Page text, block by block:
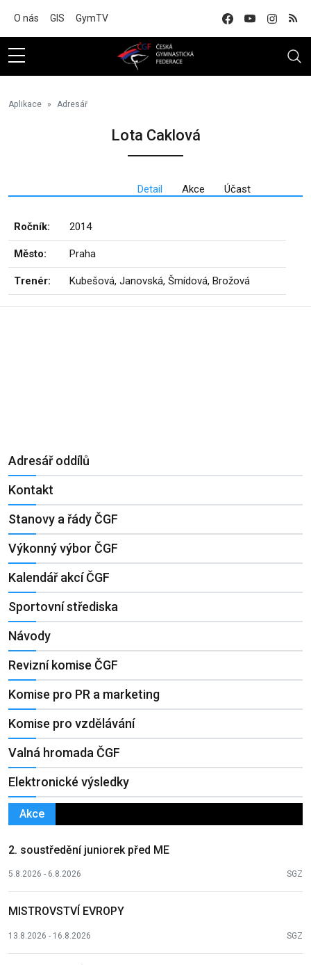
O nás GIS GymTV
Aplikace Adresář
Lota Caklová
Detail Akce Účast
Ročník: 2014
Město: Praha
Trenér: Kubešová, Janovská, Šmídová, Brožová
Adresář oddílů
Kontakt
Stanovy a řády ČGF
Výkonný výbor ČGF
Kalendář akcí ČGF
Sportovní střediska
Návody
Revizní komise ČGF
Komise pro PR a marketing
Komise pro vzdělávání
Valná hromada ČGF
Elektronické výsledky
Akce
2. soustředění juniorek před ME
5.8.2026 - 6.8.2026 SGZ
MISTROVSTVÍ EVROPY
13.8.2026 - 16.8.2026 SGZ